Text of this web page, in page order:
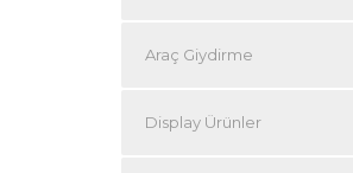
Araç Giydirme
Display Ürünler